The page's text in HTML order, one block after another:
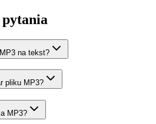
pytania
na tekst?
pliku MP3?
MP3?